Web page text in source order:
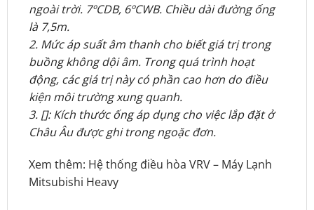
ngoài trời. 7ºCDB, 6ºCWB. Chiều dài đường ống
là 7,5m.
2. Mức áp suất âm thanh cho biết giá trị trong
buồng không dội âm. Trong quá trình hoạt
động, các giá trị này có phần cao hơn do điều
kiện môi trường xung quanh.
3. []: Kích thước ống áp dụng cho việc lắp đặt ở
Châu Âu được ghi trong ngoặc đơn.
Xem thêm: Hệ thống điều hòa VRV– Máy Lạnh
Mitsubishi Heavy